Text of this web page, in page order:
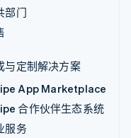
部门
与定制解决方案
App Marketplace
合作伙伴生态系统
服务